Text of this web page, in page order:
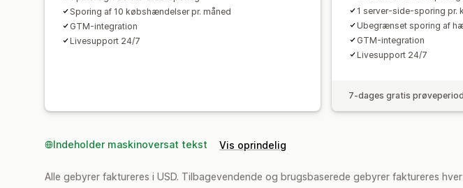
Sporing af 10 købshændelser pr. måned
GTM-integration
Livesupport 24/7
1 server-side-sporing pr.
Ubegrænset sporing af
GTM-integration
Livesupport 24/7
7-dages gratis
Indeholder maskinoversat tekst Vis oprindelig
Alle gebyrer faktureres i USD. Tilbagevendende og brugsbaserede gebyrer faktureres